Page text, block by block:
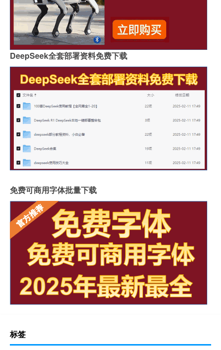
DeepSeek全套部署资料免费下载
免费可商用字体批量下载
标签